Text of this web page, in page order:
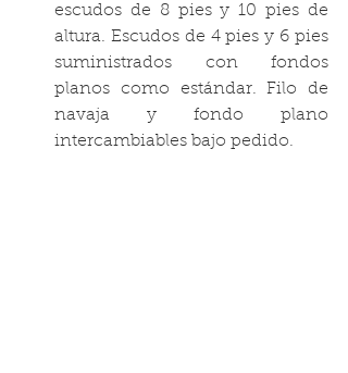
escudos de 8 pies y 10 pies de
altura. Escudos de 4 pies y 6 pies
suministrados con fondos
planos como estándar. Filo de
navaja y fondo plano
intercambiables bajo pedido.